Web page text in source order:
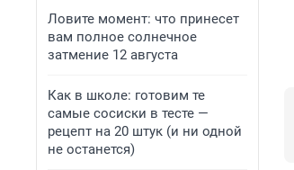
Ловите момент: что принесет
вам полное солнечное
затмение 12 августа
Как в школе: готовим те
самые сосиски в тесте —
рецепт на 20 штук (и ни одной
не останется)